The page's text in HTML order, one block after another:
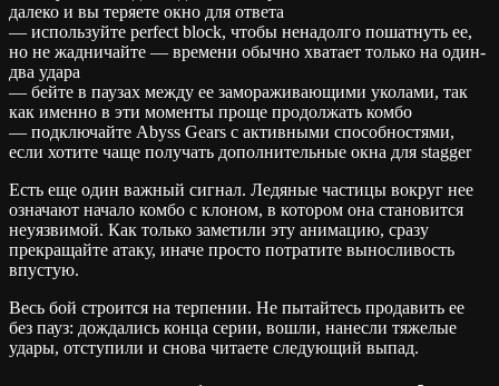
далеко и вы теряете окно для ответа
— используйте perfect block, чтобы ненадолго пошатнуть ее,
но не жадничайте — времени обычно хватает только на один-
два удара
— бейте в паузах между ее замораживающими уколами, так
как именно в эти моменты проще продолжать комбо
— подключайте Abyss Gears с активными способностями,
если хотите чаще получать дополнительные окна для stagger
Есть еще один важный сигнал. Ледяные частицы вокруг нее
означают начало комбо с клоном, в котором она становится
неуязвимой. Как только заметили эту анимацию, сразу
прекращайте атаку, иначе просто потратите выносливость
впустую.
Весь бой строится на терпении. Не пытайтесь продавить ее
без пауз: дождались конца серии, вошли, нанесли тяжелые
удары, отступили и снова читаете следующий выпад.